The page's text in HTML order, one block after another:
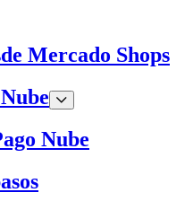
Mercado Shops
Nube